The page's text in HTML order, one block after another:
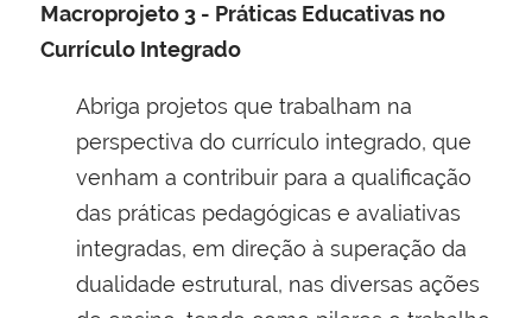
Macroprojeto 3 - Práticas Educativas no
Currículo Integrado
Abriga projetos que trabalham na
perspectiva do currículo integrado, que
venham a contribuir para a qualificação
das práticas pedagógicas e avaliativas
integradas, em direção à superação da
dualidade estrutural, nas diversas ações